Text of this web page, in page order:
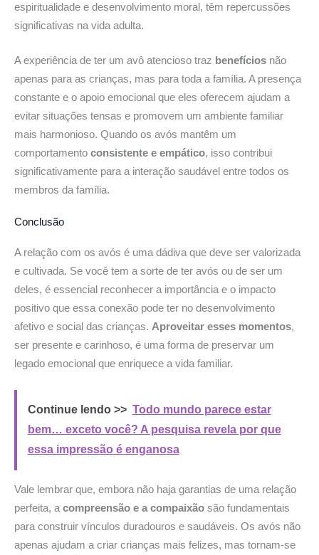
espiritualidade e desenvolvimento moral, têm repercussões
significativas na vida adulta.
A experiência de ter um avô atencioso traz benefícios não
apenas para as crianças, mas para toda a família. A presença
constante e o apoio emocional que eles oferecem ajudam a
evitar situações tensas e promovem um ambiente familiar
mais harmonioso. Quando os avós mantêm um
comportamento consistente e empático, isso contribui
significativamente para a interação saudável entre todos os
membros da família.
Conclusão
A relação com os avós é uma dádiva que deve ser valorizada
e cultivada. Se você tem a sorte de ter avós ou de ser um
deles, é essencial reconhecer a importância e o impacto
positivo que essa conexão pode ter no desenvolvimento
afetivo e social das crianças. Aproveitar esses momentos,
ser presente e carinhoso, é uma forma de preservar um
legado emocional que enriquece a vida familiar.
Continue lendo >> Todo mundo parece estar
bem… exceto você? A pesquisa revela por que
essa impressão é enganosa
Vale lembrar que, embora não haja garantias de uma relação
perfeita, acompreensão e a compaixão são fundamentais
para construir vínculos duradouros e saudáveis. Os avós não
apenas ajudam a criar crianças mais felizes, mas tornam-se